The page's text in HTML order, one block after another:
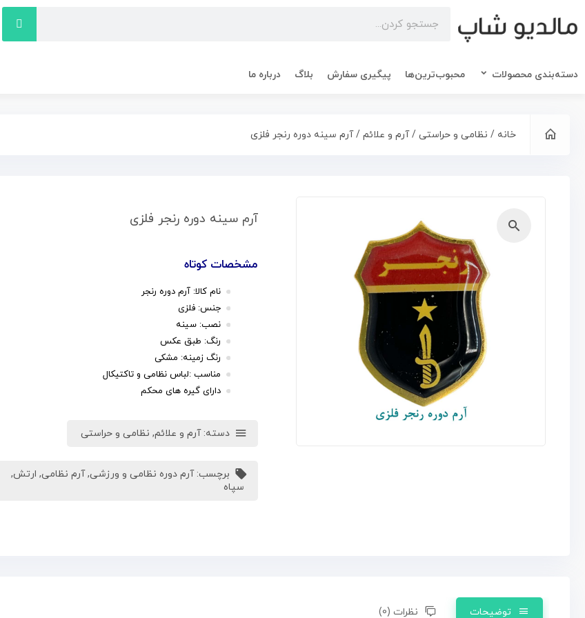
دسته‌بندی محصولات محبوب‌ترین‌ها پیگیری سفارش بلاگ درباره ما
خانه / نظامی و حراستی /آرم و علائم / آرم سینه دوره رنجر فلزی
آرم سینه دوره رنجر فلزی
مشخصات کوتاه
نام کالا: آرم دوره رنجر
جنس: فلزی
نصب: سینه
رنگ: طبق عکس
رنگ زمینه: مشکی
مناسب :لباس نظامی و تاکتیکال
دارای گیره های محکم
دسته:آرم و علائم, نظامی و حراستی
برچسب:آرم دوره نظامی و ورزشی,آرم نظامی, ارتش,
سپاه
توضیحات نظرات (0)